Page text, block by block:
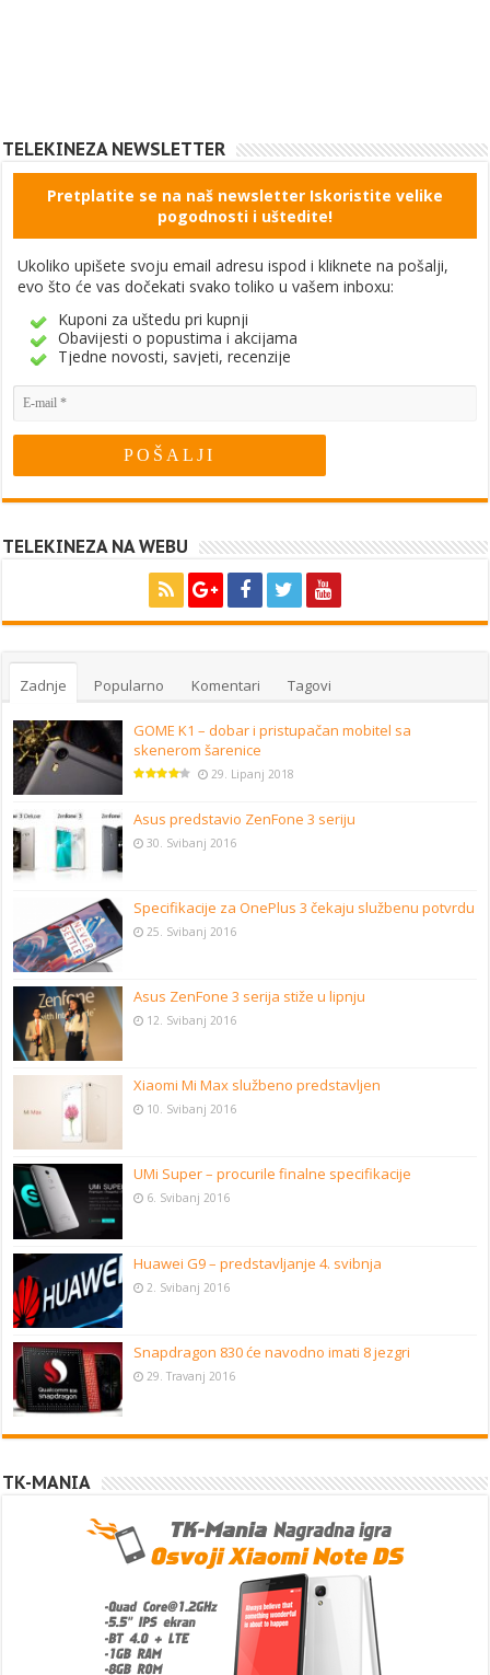
TELEKINEZA NEWSLETTER
Pretplatite se na naš newsletter Iskoristite velike
pogodnosti i uštedite!
Ukoliko upišete svoju email adresu ispod i kliknete na pošalji,
evo što će vas dočekati svako toliko u vašem inboxu:
Kuponi za uštedu pri kupnji
Obavijesti o popustima i akcijama
Tjedne novosti, savjeti, recenzije
TELEKINEZA NA WEBU
Zadnje Popularno Komentari Tagovi
GOME K1 – dobar i pristupačan mobitel sa
skenerom šarenice
29. Lipanj 2018
Asus predstavio ZenFone 3 seriju
30. Svibanj 2016
Specifikacije za OnePlus 3 čekaju službenu potvrdu
25. Svibanj 2016
Asus ZenFone 3 serija stiže u lipnju
12. Svibanj 2016
Xiaomi Mi Max službeno predstavljen
10. Svibanj 2016
UMi Super – procurile finalne specifikacije
6. Svibanj 2016
Huawei G9 – predstavljanje 4. svibnja
2. Svibanj 2016
Snapdragon 830 će navodno imati 8 jezgri
29. Travanj 2016
TK-MANIA